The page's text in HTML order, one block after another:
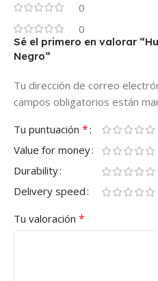
0
0
Sé el primero en valorar
Negro”
Tu dirección de correo
campos obligatorios están
Tu puntuación *
Value for money
Durability
Delivery speed
Tu valoración *